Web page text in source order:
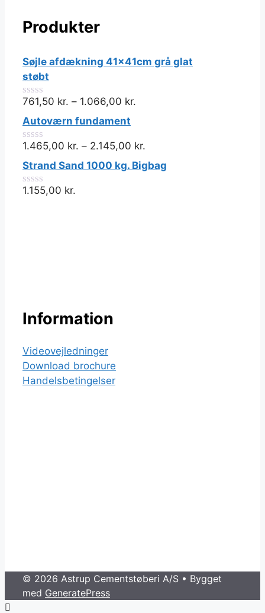
Produkter
Søjle afdækning 41x41cm grå glat
støbt
0
ud
af
5
761,50 kr. – 1.066,00 kr.
Autoværn fundament
0
ud
af
5
1.465,00 kr. – 2.145,00 kr.
Strand Sand 1000 kg. Bigbag
0
1.155,00 kr.
Information
Videovejledninger
Download brochure
Handelsbetingelser
© 2026 Astrup Cementstøberi A/S • Bygget
med GeneratePress